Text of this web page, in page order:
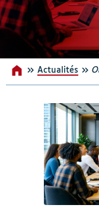
Nos formations
Nos incontournables
Accueil
» Actualités »